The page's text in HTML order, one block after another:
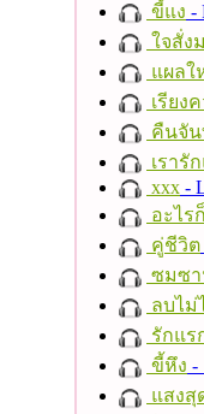
ขี้แง -
ใจสั่ง
แผลใ
เรียง
คืนจั
เรารั
xxx -
อะไร
คู่ชีวิต
ซมซ
ลบไม่
รักแร
ขี้หึง -
แสงสุ